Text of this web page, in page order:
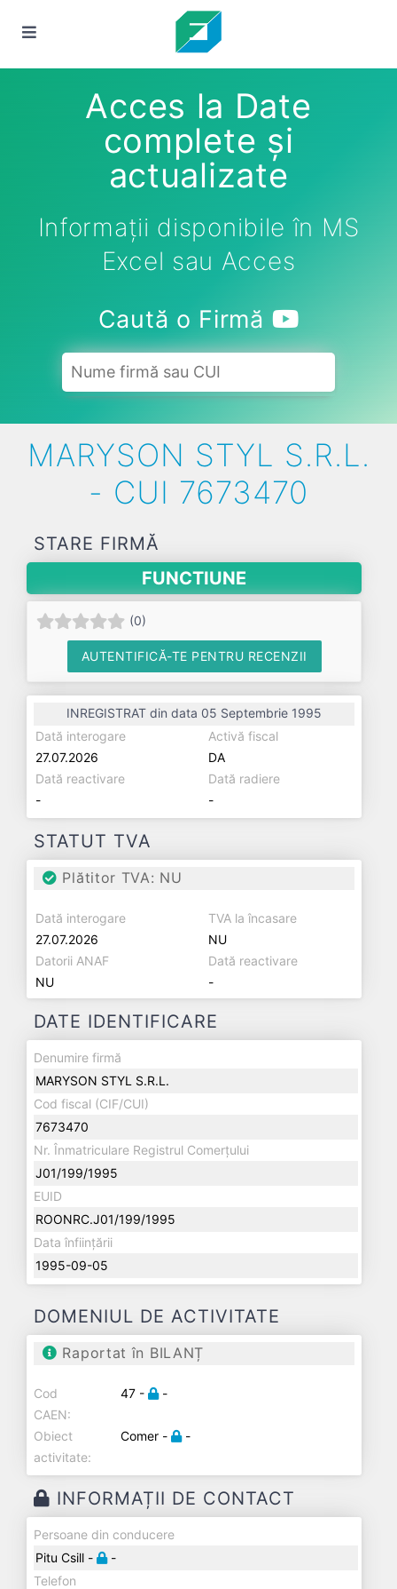
Acces la Date
complete și
actualizate
Informații disponibile în MS
Excel sau Acces
Caută o Firmă
MARYSON STYL S.R.L.
- CUI 7673470
STARE FIRMĂ
FUNCTIUNE
(0)
AUTENTIFICĂ-TE PENTRU RECENZII
INREGISTRAT din data 05 Septembrie 1995
Dată interogare
27.07.2026
Activă fiscal
DA
Dată reactivare
-
Dată radiere
-
STATUT TVA
Plătitor TVA: NU
Dată interogare
27.07.2026
TVA la încasare
NU
Datorii ANAF
NU
Dată reactivare
-
DATE IDENTIFICARE
Denumire firmă
MARYSON STYL S.R.L.
Cod fiscal (CIF/CUI)
7673470
Nr. Înmatriculare Registrul Comerțului
J01/199/1995
EUID
ROONRC.J01/199/1995
Data înființării
1995-09-05
DOMENIUL DE ACTIVITATE
Raportat în BILANȚ
Cod
CAEN:
47 - -
Obiect
activitate:
Comer - -
INFORMAȚII DE CONTACT
Persoane din conducere
Pitu Csill -
-
Telefon